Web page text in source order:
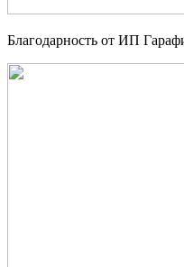
Благодарность от ИП